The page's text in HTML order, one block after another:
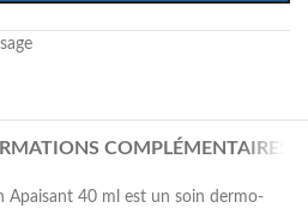
COMPLÉMENTAIRES
Apaisant 40 ml est un soin dermo-